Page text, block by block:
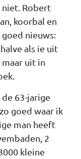
niet. Robert
koorbal en
goed nieuws:
als ie uit
maar uit in
63-jarige
goed waar ik
man heeft
2
kleine